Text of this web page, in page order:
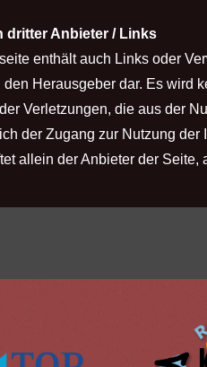
dritter Anbieter / Links
enthält auch Links oder
den Herausgeber dar. Es wird
Verletzungen, die aus der
der Zugang zur Nutzung
allein der Anbieter der Seite,